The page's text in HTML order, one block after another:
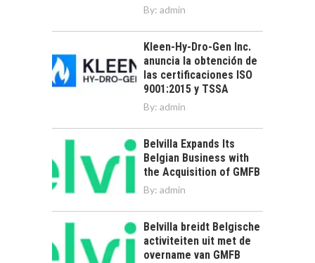
By: admin
Kleen-Hy-Dro-Gen Inc.
anuncia la obtención de
las certificaciones ISO
9001:2015 y TSSA
By: admin
Belvilla Expands Its
Belgian Business with
the Acquisition of GMFB
By: admin
Belvilla breidt Belgische
activiteiten uit met de
overname van GMFB